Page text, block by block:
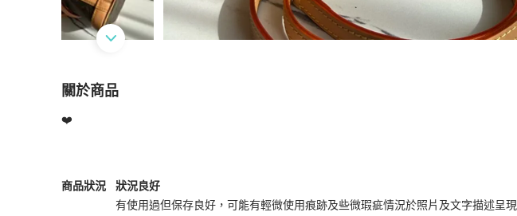
關於商品
關於
❤️
商品狀況
Louis Vuitton女包商品狀態與細節
狀況良好
有使用過但保存良好，可能有輕微使用痕跡及些微瑕疵情況於照片及文字描述呈現